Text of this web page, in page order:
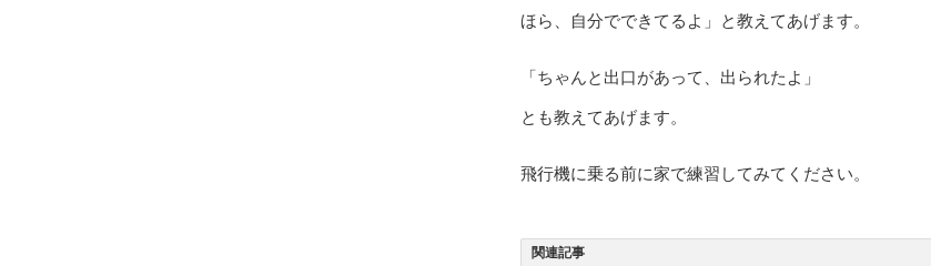
ほら、自分でできてるよ」と教えてあげます。
「ちゃんと出口があって、出られたよ」
とも教えてあげます。
飛行機に乗る前に家で練習してみてください。
関連記事